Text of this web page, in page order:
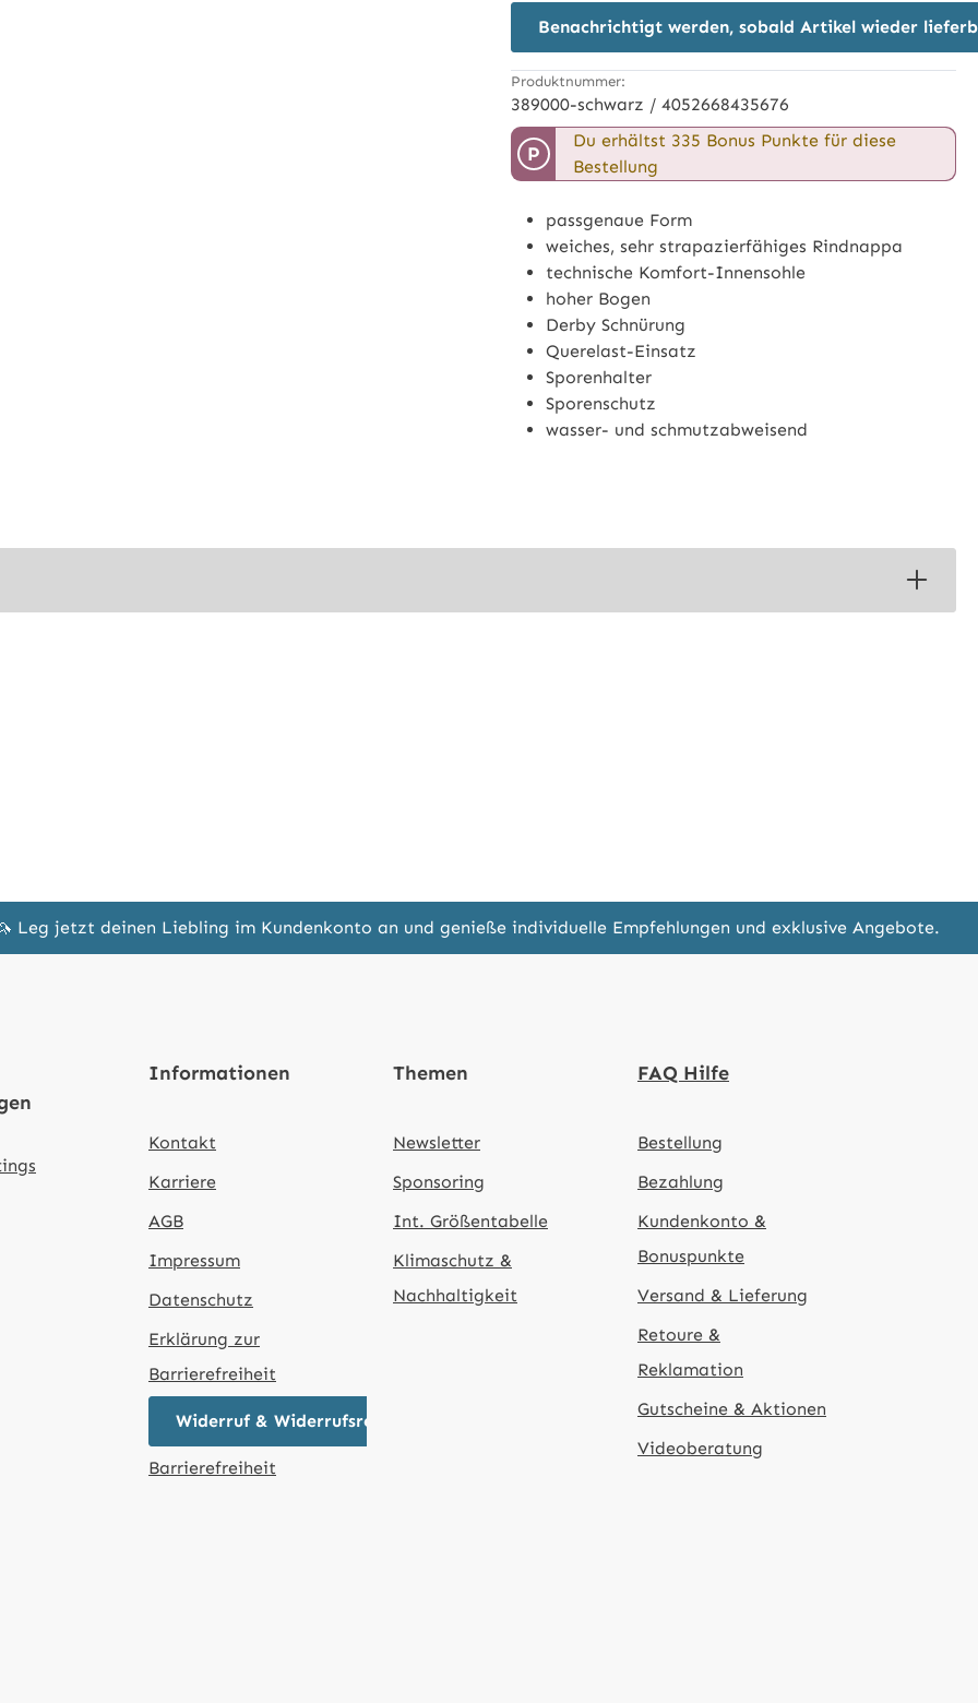
Benachrichtigt werden, sobald Artikel wieder
Produktnummer:
389000-schwarz / 4052668435676
P
Du erhältst 335 Bonus Punkte für diese
Bestellung
passgenaue Form
weiches, sehr strapazierfähiges Rindnappa
technische Komfort-Innensohle
hoher Bogen
Derby Schnürung
Querelast-Einsatz
Sporenhalter
Sporenschutz
wasser- und schmutzabweisend
Leg jetzt deinen Liebling im Kundenkonto an und genieße individuelle Empfehlungen und exklusive Angebote.
Informationen
Kontakt
Karriere
AGB
Impressum
Datenschutz
Erklärung zur
Barrierefreiheit
Widerruf & Widerrufsrecht
Barrierefreiheit
Themen
Newsletter
Sponsoring
Int. Größentabelle
Klimaschutz &
Nachhaltigkeit
FAQ Hilfe
Bestellung
Bezahlung
Kundenkonto &
Bonuspunkte
Versand & Lieferung
Retoure &
Reklamation
Gutscheine & Aktionen
Videoberatung